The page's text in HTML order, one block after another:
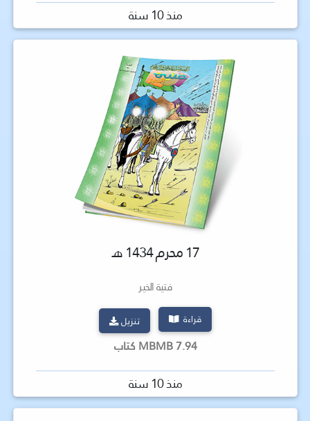
منذ 10 سنة
17 محرم 1434 هـ
فتية الخير
قراءة تنزيل
7.94 MBMB كتاب
منذ 10 سنة